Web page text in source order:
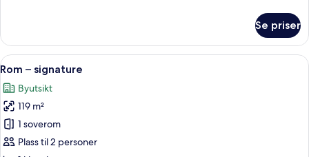
–
panorama
Se priser
Åpne
alle
bildene
av
Rom
–
Rom – signature | Sengetøy av topp
4
Rom – signature
Byutsikt
119 m²
1 soverom
Plass til 2 personer